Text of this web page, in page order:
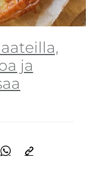
ja